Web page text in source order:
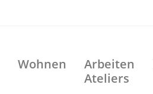
Wohnen
Arbeiten
Ateliers